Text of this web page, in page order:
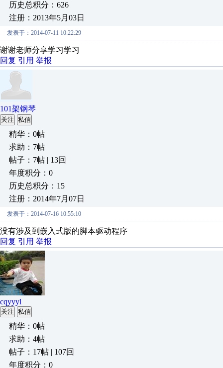
历史总积分：626
注册：2013年5月03日
发表于：2014-07-11 10:22:29
谢谢老师分享学习学习
回复 引用 举报
101架钢琴
关注 私信
精华：0帖
求助：7帖
帖子：7帖 | 13回
年度积分：0
历史总积分：15
注册：2014年7月07日
发表于：2014-07-16 10:55:10
没有涉及到嵌入式版的脚本驱动程序
回复 引用 举报
cqyyyl
关注 私信
精华：0帖
求助：4帖
帖子：17帖 | 107回
年度积分：0